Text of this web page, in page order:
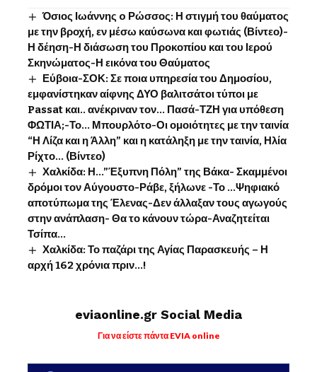
Όσιος Ιωάννης o Ρώσσος: Η στιγμή του θαύματος
με την βροχή, εν μέσω καύσωνα και φωτιάς (Βίντεο)-
Η δέηση-Η διάσωση του Προκοπίου και του Ιερού
Σκηνώματος-Η εικόνα του Θαύματος
Εύβοια-ΣΟΚ: Σε ποια υπηρεσία του Δημοσίου,
εμφανίστηκαν αίφνης ΔΥΟ βαλιτσάτοι τύποι με
Passat και.. ανέκριναν τον… Πασά-ΤΖΗ για υπόθεση
ΦΩΤΙΑ;-Το… Μπουρλότο-Οι ομοιότητες με την ταινία
“Η Λίζα και η Άλλη” και η κατάληξη με την ταινία, Ηλία
Ρίχτο… (Βίντεο)
Χαλκίδα: Η…”Έξυπνη Πόλη” της Βάκα- Σκαμμένοι
δρόμοι τον Αύγουστο-Ράβε, ξήλωνε -Το …Ψηφιακό
αποτύπωμα της Έλενας-Δεν άλλαξαν τους αγωγούς
στην ανάπλαση- Θα το κάνουν τώρα-Αναζητείται
Τσίπα…
Χαλκίδα: Το παζάρι της Αγίας Παρασκευής – Η
αρχή 162 χρόνια πριν…!
eviaonline.gr Social Media
Για να είστε πάντα EVIA online